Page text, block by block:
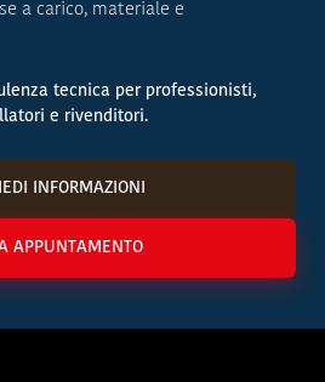
a carico, materiale e
tecnica per professionisti,
e rivenditori.
INFORMAZIONI
APPUNTAMENTO